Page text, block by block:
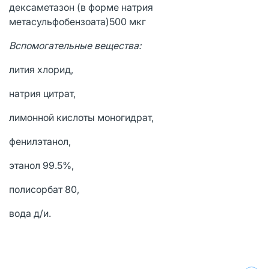
дексаметазон (в форме натрия
метасульфобензоата)500 мкг
Вспомогательные вещества:
лития хлорид,
натрия цитрат,
лимонной кислоты моногидрат,
фенилэтанол,
этанол 99.5%,
полисорбат 80,
вода д/и.